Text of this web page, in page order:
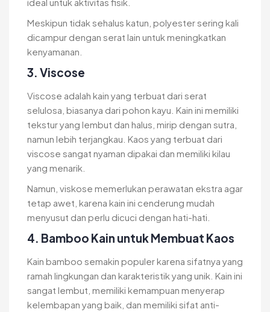
Meskipun tidak sehalus katun, polyester sering kali
dicampur dengan serat lain untuk meningkatkan
kenyamanan.
3. Viscose
Viscose adalah kain yang terbuat dari serat
selulosa, biasanya dari pohon kayu. Kain ini memiliki
tekstur yang lembut dan halus, mirip dengan sutra,
namun lebih terjangkau. Kaos yang terbuat dari
viscose sangat nyaman dipakai dan memiliki kilau
yang menarik.
Namun, viskose memerlukan perawatan ekstra agar
tetap awet, karena kain ini cenderung mudah
menyusut dan perlu dicuci dengan hati-hati.
4. Bamboo Kain untuk Membuat Kaos
Kain bamboo semakin populer karena sifatnya yang
ramah lingkungan dan karakteristik yang unik. Kain ini
sangat lembut, memiliki kemampuan menyerap
kelembapan yang baik, dan memiliki sifat anti-